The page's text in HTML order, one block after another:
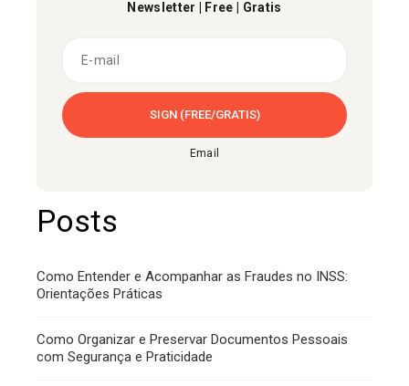
Newsletter | Free | Gratis
Email
Posts
Como Entender e Acompanhar as Fraudes no INSS:
Orientações Práticas
Como Organizar e Preservar Documentos Pessoais
com Segurança e Praticidade